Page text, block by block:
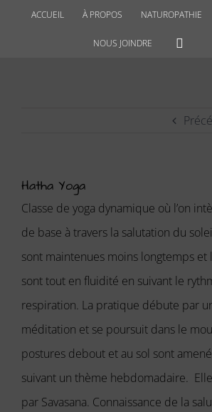
ACCUEIL À PROPOS NATUROPATHIE
NOUS JOINDRE
Hatha Yoga
Classe de yoga dynamique où l’on
de base à travers la salutation du
sont maintenues moins longtemps et
sont tout en fluidité en suivant le
respiration. La pratique débute par
méditation et se poursuit dans le
postures debout et au sol sont
suivant un thème hebdomadaire.
par Savasana. Connaissance de la